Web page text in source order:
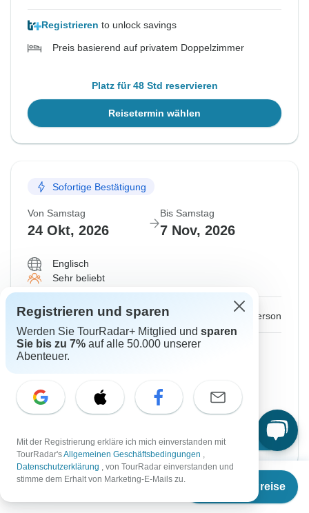
Termine & Preise
Registrieren to unlock savings
Preis basierend auf privatem Doppelzimmer
Platz für 48 Std reservieren
Reisetermin wählen
Sofortige Bestätigung
Von Samstag
24 Okt, 2026
Bis Samstag
7 Nov, 2026
Englisch
Sehr beliebt
Ab: per person
Registrierento unlock savings
Platz für 48 Std reservieren
Reisetermin wählen
Registrieren und sparen
Werden Sie TourRadar+ Mitglied und sparen
Sie bis zu 7% auf alle 50.000 unserer
Abenteuer.
Mit der Registrierung erkläre ich mich einverstanden mit
TourRadar'sAllgemeinen Geschäftsbedingungen ,
Datenschutzerklärung , von TourRadar einverstanden und
stimme dem Erhalt von Marketing-E-Mails zu.